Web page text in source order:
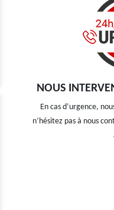
NOUS
En cas d’urgence,
n’hésitez pas à nous